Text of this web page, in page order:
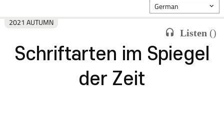
Listen ()
2021 AUTUMN
German
Schriftarten im Spiegel
der Zeit